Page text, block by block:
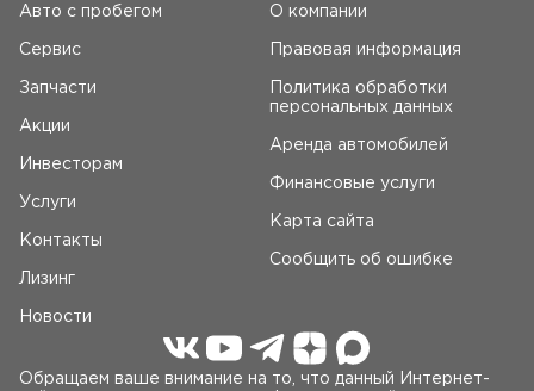
Авто c пробегом
Сервис
Запчасти
Акции
Инвесторам
Услуги
Контакты
Лизинг
Новости
О компании
Правовая информация
Политика обработки
персональных данных
Аренда автомобилей
Финансовые услуги
Карта сайта
Сообщить об ошибке
Обращаем ваше внимание на то, что данный Интернет-